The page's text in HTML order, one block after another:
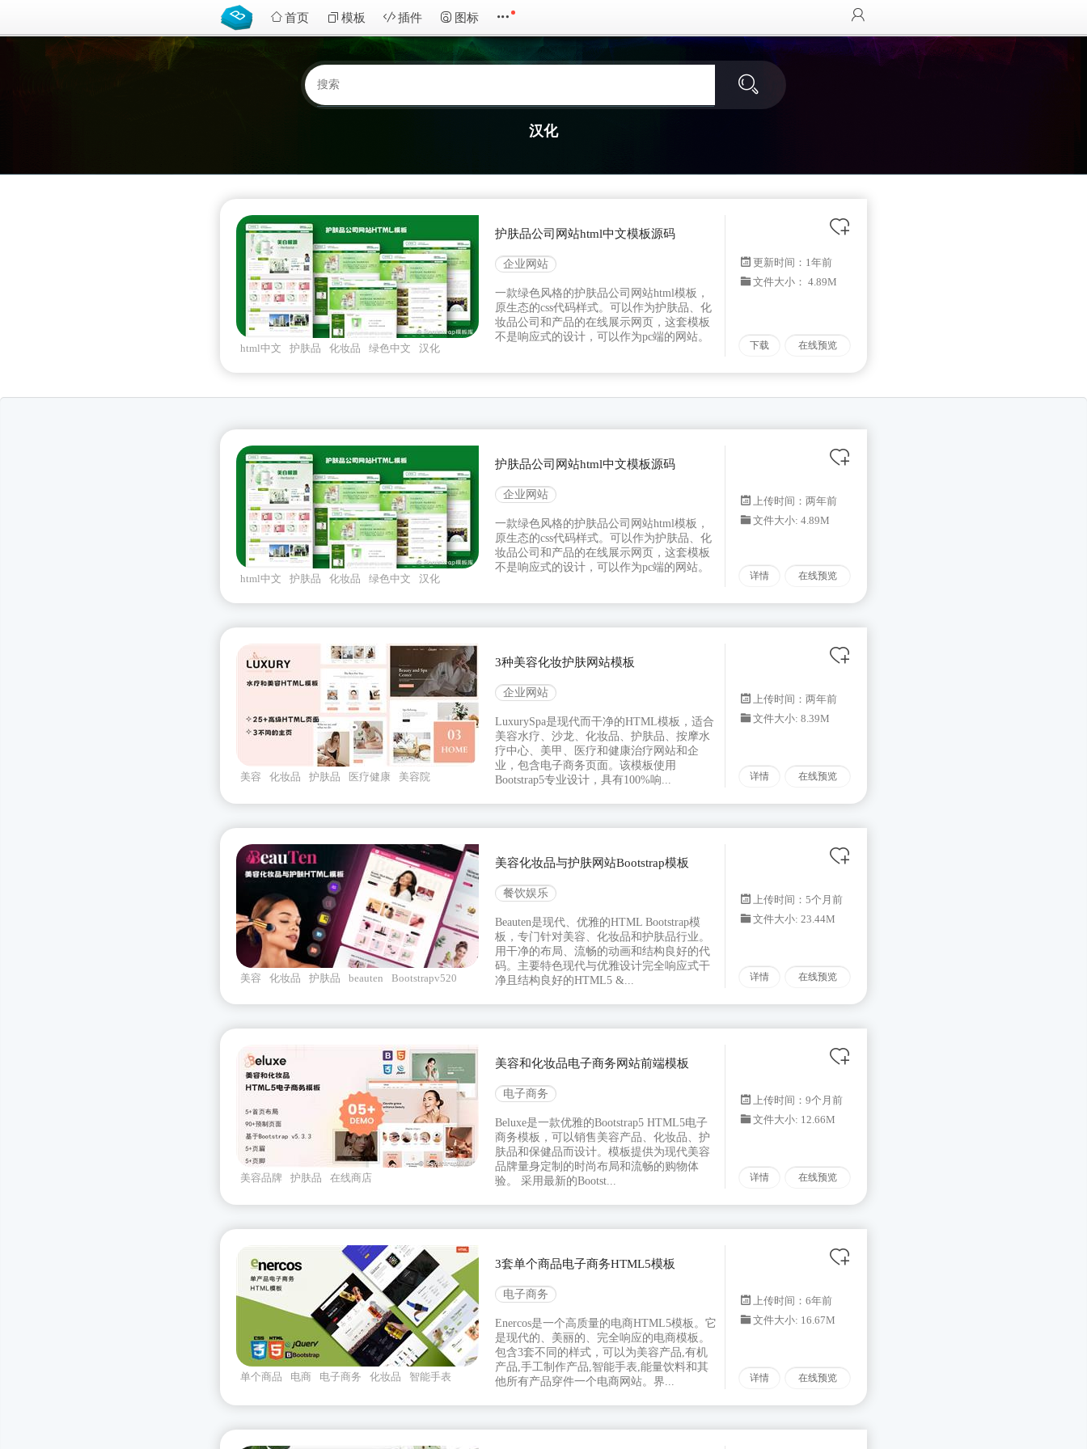
首页 模板 插件 图标
汉化
html中文 护肤品 化妆品 绿色中文 汉化
护肤品公司网站html中文模板源码
企业网站
一款绿色风格的护肤品公司网站html模板，
原生态的css代码样式。可以作为护肤品、化
妆品公司和产品的在线展示网页，这套模板
不是响应式的设计，可以作为pc端的网站。
更新时间： 1年前
文件大小： 4.89M
下载 在线预览
html中文 护肤品 化妆品 绿色中文 汉化
护肤品公司网站html中文模板源码
企业网站
一款绿色风格的护肤品公司网站html模板，
原生态的css代码样式。可以作为护肤品、化
妆品公司和产品的在线展示网页，这套模板
不是响应式的设计，可以作为pc端的网站。
上传时间：两年前
文件大小: 4.89M
详情 在线预览
美容 化妆品 护肤品 医疗健康 美容院
3种美容化妆护肤网站模板
企业网站
LuxurySpa是现代而干净的HTML模板，适合
美容水疗、沙龙、化妆品、护肤品、按摩水
疗中心、美甲、医疗和健康治疗网站和企
业，包含电子商务页面。该模板使用
Bootstrap5专业设计，具有100%响...
上传时间：两年前
文件大小: 8.39M
详情 在线预览
美容 化妆品 护肤品 beauten Bootstrapv520
美容化妆品与护肤网站Bootstrap模板
餐饮娱乐
Beauten是现代、优雅的HTML Bootstrap模
板，专门针对美容、化妆品和护肤品行业。
用干净的布局、流畅的动画和结构良好的代
码。主要特色现代与优雅设计完全响应式干
净且结构良好的HTML5 &...
上传时间：5个月前
文件大小: 23.44M
详情 在线预览
美容品牌 护肤品
在线商店
美容和化妆品电子商务网站前端模板
电子商务
Beluxe是一款优雅的Bootstrap5 HTML5电子
商务模板，可以销售美容产品、化妆品、护
肤品和保健品而设计。模板提供为现代美容
品牌量身定制的时尚布局和流畅的购物体
验。 采用最新的Bootst...
上传时间：9个月前
文件大小: 12.66M
详情 在线预览
单个商品 电商 电子商务 化妆品 智能手表
3套单个商品电子商务HTML5模板
电子商务
Enercos是一个高质量的电商HTML5模板。它
是现代的、美丽的、完全响应的电商模板。
包含3套不同的样式，可以为美容产品,有机
产品,手工制作产品,智能手表,能量饮料和其
他所有产品穿件一个电商网站。界...
上传时间：6年前
文件大小: 16.67M
详情 在线预览